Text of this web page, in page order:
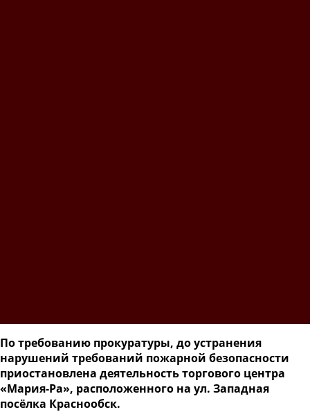
По требованию прокуратуры, до устранения
нарушений требований пожарной безопасности
приостановлена деятельность торгового центра
«Мария-Ра», расположенного на ул. Западная
посёлка Краснообск.